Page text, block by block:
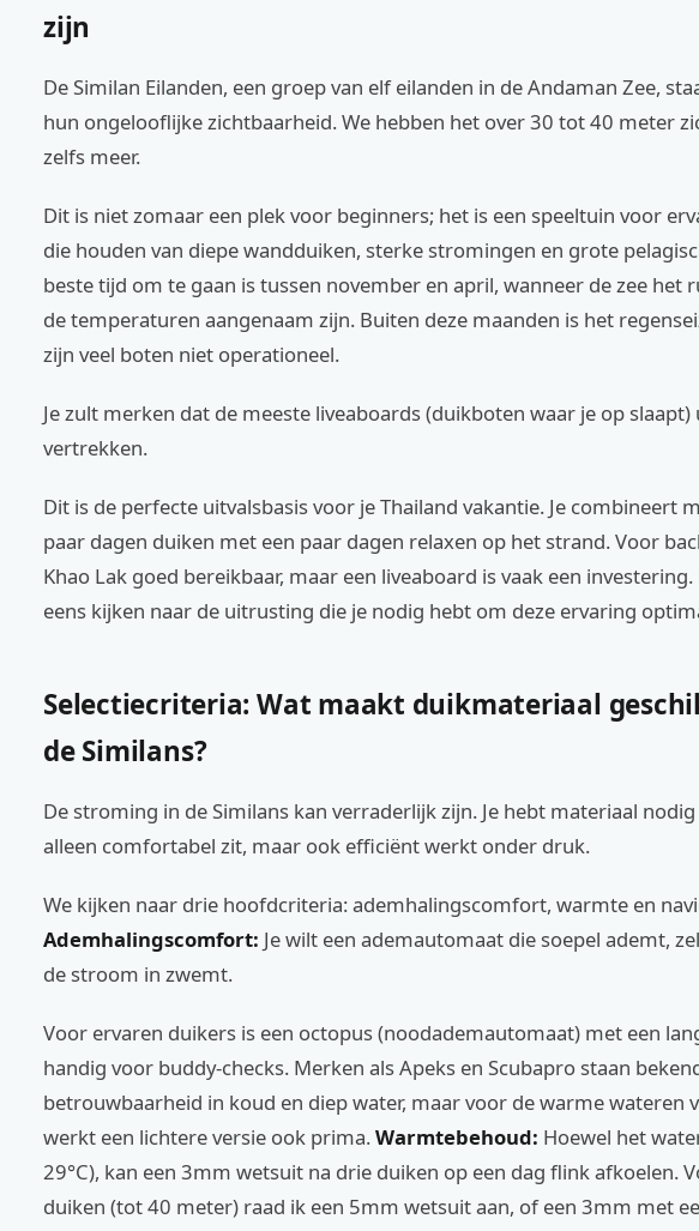
zijn
De Similan Eilanden, een groep van elf eilanden in de Andaman Zee,
hun ongelooflijke zichtbaarheid. We hebben het over 30 tot 40 meter
zelfs meer.
Dit is niet zomaar een plek voor beginners; het is een speeltuin voor
die houden van diepe wandduiken, sterke stromingen en grote
beste tijd om te gaan is tussen november en april, wanneer de zee het
de temperaturen aangenaam zijn. Buiten deze maanden is het
zijn veel boten niet operationeel.
Je zult merken dat de meeste liveaboards (duikboten waar je op slaapt)
vertrekken.
Dit is de perfecte uitvalsbasis voor je Thailand vakantie. Je combineert
paar dagen duiken met een paar dagen relaxen op het strand. Voor
Khao Lak goed bereikbaar, maar een liveaboard is vaak een
eens kijken naar de uitrusting die je nodig hebt om deze ervaring
Selectiecriteria: Wat maakt duikmateriaal
de Similans?
De stroming in de Similans kan verraderlijk zijn. Je hebt materiaal
alleen comfortabel zit, maar ook efficiënt werkt onder druk.
We kijken naar drie hoofdcriteria: ademhalingscomfort, warmte en
Ademhalingscomfort: Je wilt een ademautomaat die soepel ademt,
de stroom in zwemt.
Voor ervaren duikers is een octopus (noodademautomaat) met een
handig voor buddy-checks. Merken als Apeks en Scubapro staan
betrouwbaarheid in koud en diep water, maar voor de warme wateren
werkt een lichtere versie ook prima.Warmtebehoud: Hoewel het
29°C), kan een 3mm wetsuit na drie duiken op een dag flink afkoelen.
duiken (tot 40 meter) raad ik een 5mm wetsuit aan, of een 3mm met